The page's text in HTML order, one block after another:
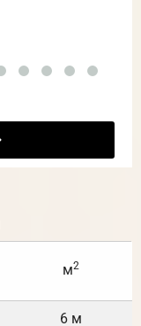
м2
6 м